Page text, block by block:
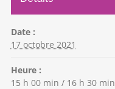
Date :
17 octobre 2021
Heure :
15 h 00 min / 16 h 30 min